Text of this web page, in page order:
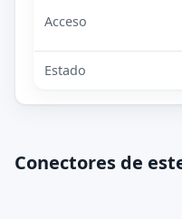
Acceso
Estado
Conectores de